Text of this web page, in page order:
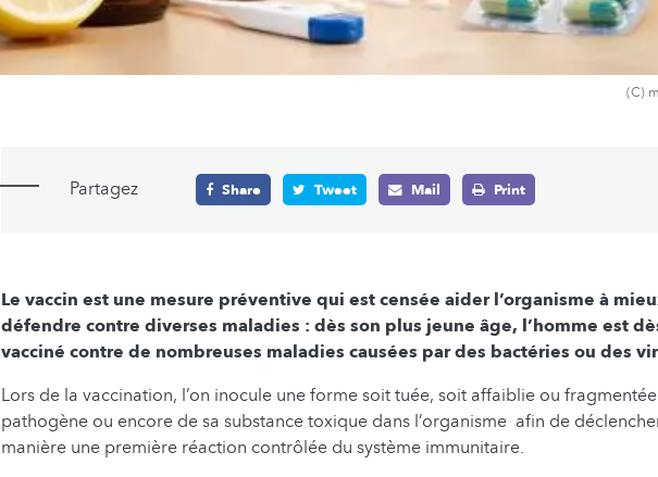
(C)
Partagez Share Tweet Mail Print
Le vaccin est une mesure préventive qui est censée aider l’organisme à
défendre contre diverses maladies : dès son plus jeune âge, l’homme est
vacciné contre de nombreuses maladies causées par des bactéries ou des
Lors de la vaccination, l’on inocule une forme soit tuée, soit affaiblie ou
pathogène ou encore de sa substance toxique dans l’organisme afin de
manière une première réaction contrôlée du système immunitaire.